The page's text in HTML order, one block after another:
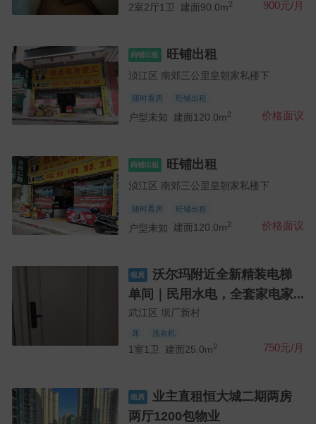
2室2厅1卫 建面90.0m2 900元/月
商铺出租 旺铺出租
浈江区 南郊三公里皇朝家私楼下
随时看房 旺铺出租
户型未知 建面120.0m2 价格面议
商铺出租 旺铺出租
浈江区 南郊三公里皇朝家私楼下
随时看房 旺铺出租
户型未知 建面120.0m2 价格面议
租房
单间｜民用水电，全套家电家...
武江区 坝厂新村
床 洗衣机
1室1卫 建面25.0m2 750元/月
租房
两厅1200包物业